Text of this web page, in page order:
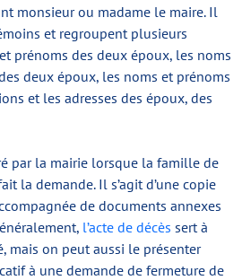
monsieur ou madame le maire. Il
et regroupent plusieurs
prénoms des deux époux, les noms
deux époux, les noms et prénoms
et les adresses des époux, des
par la mairie lorsque la famille de
la demande. Il s’agit d’une copie
de documents annexes
l’acte de décès sert à
mais on peut aussi le présenter
à une demande de fermeture de